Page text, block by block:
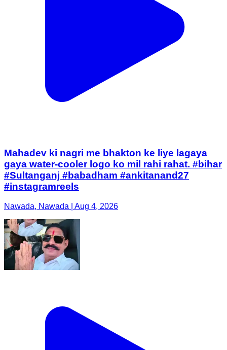
Mahadev ki nagri me bhakton ke liye lagaya
gaya water-cooler logo ko mil rahi rahat. #bihar
#Sultanganj #babadham #ankitanand27
#instagramreels
Nawada, Nawada | Aug 4, 2026